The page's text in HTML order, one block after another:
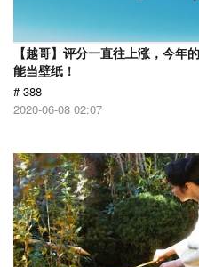
【越哥】评分一直往上涨，今年
能当壁纸！
# 388
2020-06-08 02:07